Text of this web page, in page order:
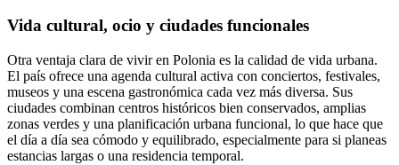
Vida cultural, ocio y ciudades funcionales
Otra ventaja clara de vivir en Polonia es la calidad de vida urbana.
El país ofrece una agenda cultural activa con conciertos, festivales,
museos y una escena gastronómica cada vez más diversa. Sus
ciudades combinan centros históricos bien conservados, amplias
zonas verdes y una planificación urbana funcional, lo que hace que
el día a día sea cómodo y equilibrado, especialmente para si planeas
estancias largas o una residencia temporal.